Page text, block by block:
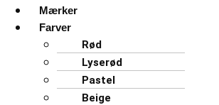
Mærker
Farver
Rød
Lyserød
Pastel
Beige